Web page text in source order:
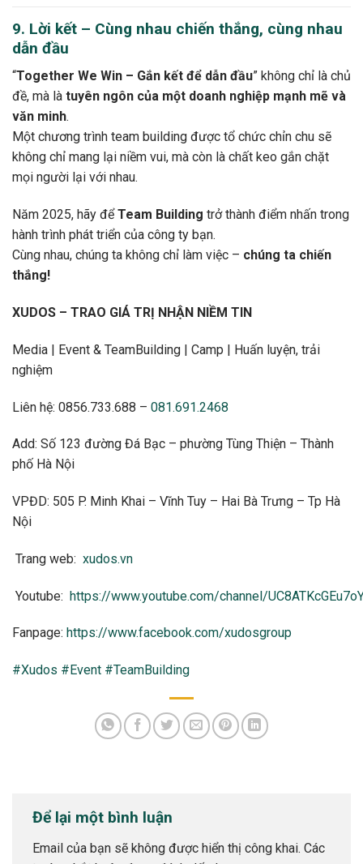
9. Lời kết – Cùng nhau chiến thắng, cùng nhau
dẫn đầu
“Together We Win – Gắn kết để dẫn đầu” không chỉ là chủ
đề, mà là tuyên ngôn của một doanh nghiệp mạnh mẽ và
văn minh.
Một chương trình team building được tổ chức chỉn chu sẽ
không chỉ mang lại niềm vui, mà còn là chất keo gắn chặt
mọi người lại với nhau.
Năm 2025, hãy đểTeam Building trở thành điểm nhấn trong
hành trình phát triển của công ty bạn.
Cùng nhau, chúng ta không chỉ làm việc – chúng ta chiến
thắng!
XUDOS – TRAO GIÁ TRỊ NHẬN NIỀM TIN
Media | Event & TeamBuilding | Camp | Huấn luyện, trải
nghiệm
Liên hệ: 0856.733.688 – 081.691.2468
Add: Số 123 đường Đá Bạc – phường Tùng Thiện – Thành
phố Hà Nội
VPĐD: 505 P. Minh Khai – Vĩnh Tuy – Hai Bà Trưng – Tp Hà
Nội
Trang web: xudos.vn
Youtube: https://www.youtube.com/channel/
Fanpage: https://www.facebook.com/xudosgroup
#Xudos #Event #TeamBuilding
Để lại một bình luận
Email của bạn sẽ không được hiển thị công khai. Các